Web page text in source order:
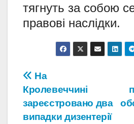
тягнуть за собою
правові наслідки.
Навігація
записів
На
Кролевеччині
зареєстровано два
випадки дизентерії